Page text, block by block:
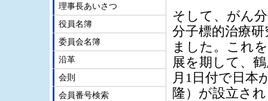
そして、がん
分子標的治療
ました。これ
展を期して、
月1日付で日
隆）が設立さ
理事長あいさつ
役員名簿
委員会名簿
沿革
会則
会員番号検索